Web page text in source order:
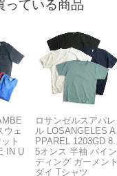
っている商品
ウェ
ト
IN U
ロサンゼルスアパレ
ル LOSANGELES A
PPAREL 1203GD 8.
5オンス 半袖 バイン
ディング ガーメント
ダイ Tシャツ